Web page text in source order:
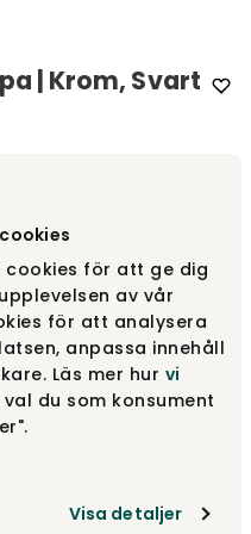
cookies för att ge dig
av vår
för att analysera
anpassa innehåll
Läs mer hur vi
du som konsument
Visa detaljer
| Krom, Svart
14 999 kr
14 999 kr